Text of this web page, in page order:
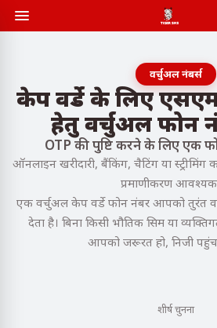
वर्चुअल नंबर्स
केप वर्डे के लिए
हेतु वर्चुअल फोन
OTP की पुष्टि करने के लिए एक
ऑनलाइन खरीदारी, बैंकिंग, चैटिंग या स्ट्रीमिंग
प्रमाणीकरण आवश्यक
एक वर्चुअल केप वर्डे फोन नंबर आपको तुरंत
देता है। बिना किसी भौतिक सिम या
आपको जरूरत हो, निजी पहुंच
शीर्ष चुनना